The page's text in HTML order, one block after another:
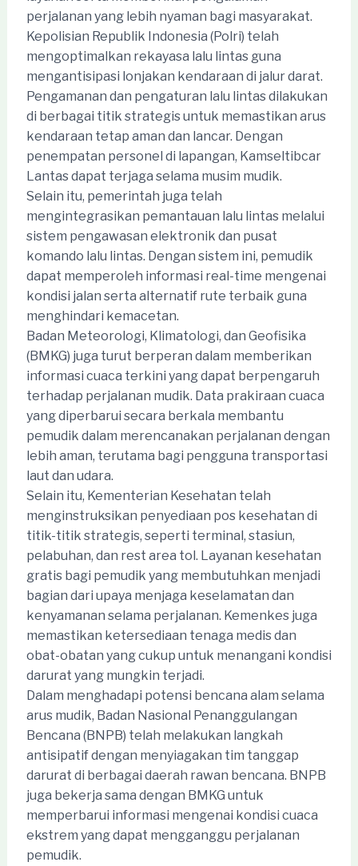
perjalanan yang lebih nyaman bagi masyarakat.
Kepolisian Republik Indonesia (Polri) telah
mengoptimalkan rekayasa lalu lintas guna
mengantisipasi lonjakan kendaraan di jalur darat.
Pengamanan dan pengaturan lalu lintas dilakukan
di berbagai titik strategis untuk memastikan arus
kendaraan tetap aman dan lancar. Dengan
penempatan personel di lapangan, Kamseltibcar
Lantas dapat terjaga selama musim mudik.
Selain itu, pemerintah juga telah
mengintegrasikan pemantauan lalu lintas melalui
sistem pengawasan elektronik dan pusat
komando lalu lintas. Dengan sistem ini, pemudik
dapat memperoleh informasi real-time mengenai
kondisi jalan serta alternatif rute terbaik guna
menghindari kemacetan.
Badan Meteorologi, Klimatologi, dan Geofisika
(BMKG) juga turut berperan dalam memberikan
informasi cuaca terkini yang dapat berpengaruh
terhadap perjalanan mudik. Data prakiraan cuaca
yang diperbarui secara berkala membantu
pemudik dalam merencanakan perjalanan dengan
lebih aman, terutama bagi pengguna transportasi
laut dan udara.
Selain itu, Kementerian Kesehatan telah
menginstruksikan penyediaan pos kesehatan di
titik-titik strategis, seperti terminal, stasiun,
pelabuhan, dan rest area tol. Layanan kesehatan
gratis bagi pemudik yang membutuhkan menjadi
bagian dari upaya menjaga keselamatan dan
kenyamanan selama perjalanan. Kemenkes juga
memastikan ketersediaan tenaga medis dan
obat-obatan yang cukup untuk menangani kondisi
darurat yang mungkin terjadi.
Dalam menghadapi potensi bencana alam selama
arus mudik, Badan Nasional Penanggulangan
Bencana (BNPB) telah melakukan langkah
antisipatif dengan menyiagakan tim tanggap
darurat di berbagai daerah rawan bencana. BNPB
juga bekerja sama dengan BMKG untuk
memperbarui informasi mengenai kondisi cuaca
ekstrem yang dapat mengganggu perjalanan
pemudik.